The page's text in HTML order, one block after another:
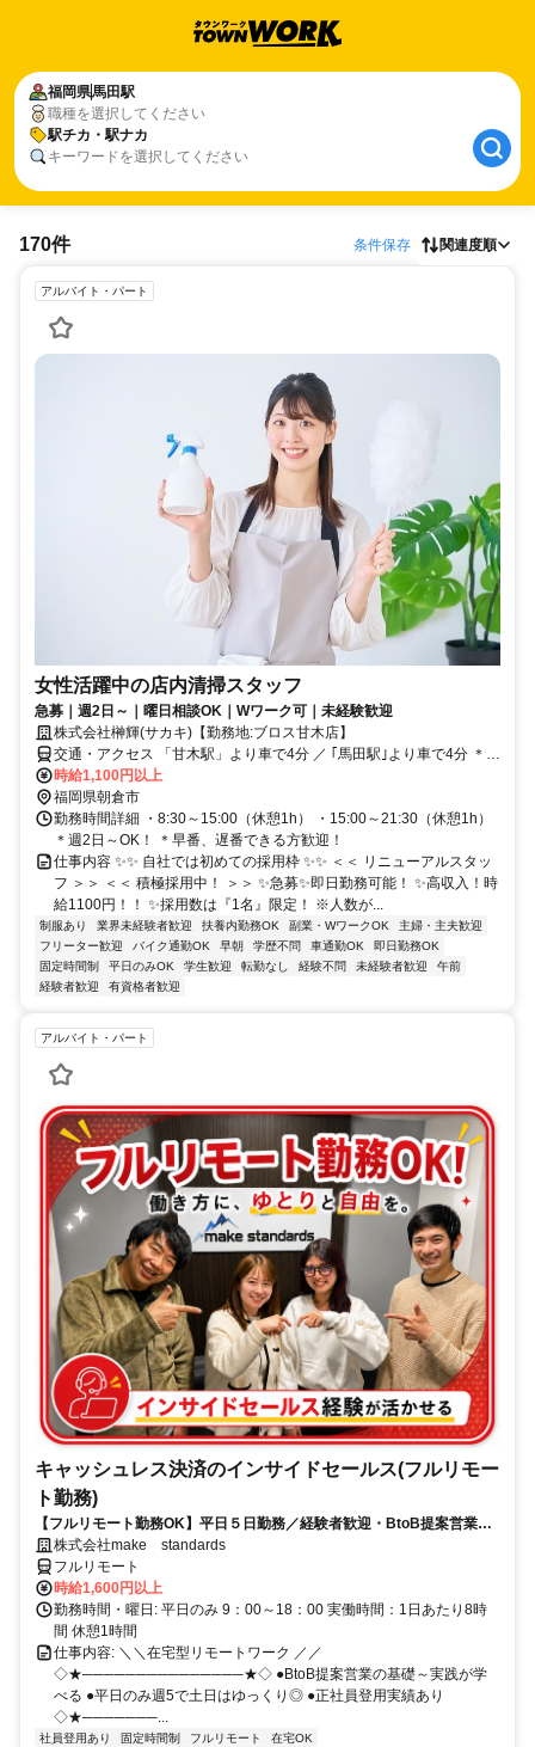
福岡県馬田駅
職種を選択してください
駅チカ・駅ナカ
キーワードを選択してください
170件 条件保存 関連度順
アルバイト・パート
女性活躍中の店内清掃スタッフ
急募｜週2日～｜曜日相談OK｜Wワーク可｜未経験歓迎
株式会社榊輝(サカキ)【勤務地:ブロス甘木店】
交通・アクセス 「甘木駅」より車で4分 ／ ｢馬田駅｣より車で4分 ＊
車・バイク通勤OK
時給1,100円以上
福岡県朝倉市
勤務時間詳細 ・8:30～15:00（休憩1h） ・15:00～21:30（休憩1h）
＊週2日～OK！ ＊早番、遅番できる方歓迎！
仕事内容 ✨✨ 自社では初めての採用枠 ✨✨ ＜＜ リニューアルスタッ
フ ＞＞ ＜＜ 積極採用中！ ＞＞ ✨急募✨即日勤務可能！ ✨高収入！時
給1100円！！ ✨採用数は『1名』限定！ ※人数が...
制服あり 業界未経験者歓迎 扶養内勤務OK 副業・WワークOK
主婦・主夫歓迎
フリーター歓迎
バイク通勤OK 早朝 学歴不問 車通勤OK
即日勤務OK
固定時間制
平日のみOK 学生歓迎 転勤なし 経験不問 未経験者歓迎
午前
経験者歓迎
有資格者歓迎
アルバイト・パート
キャッシュレス決済のインサイドセールス(フルリモー
ト勤務)
【フルリモート勤務OK】平日５日勤務／経験者歓迎・BtoB提案営業で
スキルアップ
株式会社make standards
フルリモート
時給1,600円以上
勤務時間・曜日: 平日のみ 9：00～18：00 実働時間：1日あたり8時
間 休憩1時間
仕事内容: ＼＼在宅型リモートワーク ／／
◇★───────────────★◇ ●BtoB提案営業の基礎～実践が学
べる ●平日のみ週5で土日はゆっくり◎ ●正社員登用実績あり
◇★───────...
社員登用あり 固定時間制 フルリモート 在宅OK